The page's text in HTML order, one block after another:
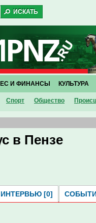
Спорт Общество
И ФИНАНСЫ КУЛЬТУРА
в Пензе
ИНТЕРВЬЮ [0]